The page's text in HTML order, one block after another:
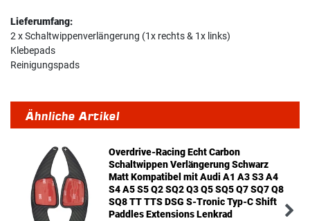
Lieferumfang:
2 x Schaltwippenverlängerung (1x rechts & 1x links)
Klebepads
Reinigungspads
Ähnliche Artikel
Overdrive-Racing Echt Carbon
Schaltwippen Verlängerung Schwarz
Matt Kompatibel mit Audi A1 A3 S3 A4
S4 A5 S5 Q2 SQ2 Q3 Q5 SQ5 Q7 SQ7 Q8
SQ8 TT TTS DSG S-Tronic Typ-C Shift
Paddles Extensions Lenkrad